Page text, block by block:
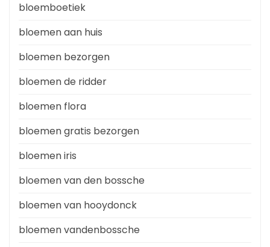
bloemboetiek
bloemen aan huis
bloemen bezorgen
bloemen de ridder
bloemen flora
bloemen gratis bezorgen
bloemen iris
bloemen van den bossche
bloemen van hooydonck
bloemen vandenbossche